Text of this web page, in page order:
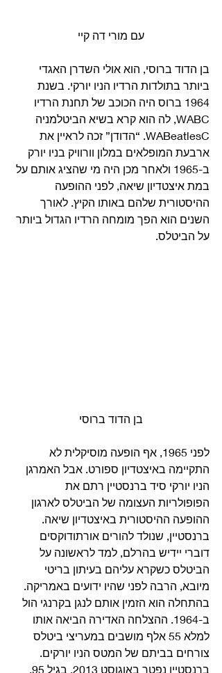
עם מורי דה קיי
בן הדוד ברוסי, הוא אולי השדרן האגדי
ביותר בתולדות הרדיו הניו יורקי. בשנת
1964 ברוס היה הכוכב של תחנת הרדיו
WABC, לה הוא קרא בשיא הביטלמניה
WABeatlesC. “הדודן” זכה לראיין את
ארבעת המופלאים במלון וורוויק בניו יורק
ב-1965 ולאחר מכן היה מי שהציג אותם על
במת איצטדיון שיאה, לפני ההופעה
ההיסטורית שלהם באותו הקיץ. לאורך
השנים הוא הפך מומחה הרדיו הגדול ביותר
על הביטלס.
בן הדוד ברוסי
לפני 1965, אף הופעה מוסיקלית לא
התקיימה באיצטדיון ספורט. אבל האמרגן
הניו יורקי סיד ברנסטיין רתם את
הפופולריות העצומה של הביטלס לארגון
ההופעה ההיסטורית באיצטדיון שיאה.
ברנסטיין, שנולד להורים אורתודוקסים
דוברי יידיש בהרלם, למד לראשונה על
הביטלס כשקרא עליהם בעיתון בריטי
מיובא, הרבה לפני שהיו ידועים באמריקה.
בהתחלה הוא הזמין אותם לנגן בקרנגי הול
ב-1964. ההצלחה האדירה הביאה אותו
למלא 55 אלף מושבים במעריצי ביטלס
צורחים בביתם של המטס הניו יורקים.
ברנסטיין נפטר באוגוסט 2013, בגיל 95.